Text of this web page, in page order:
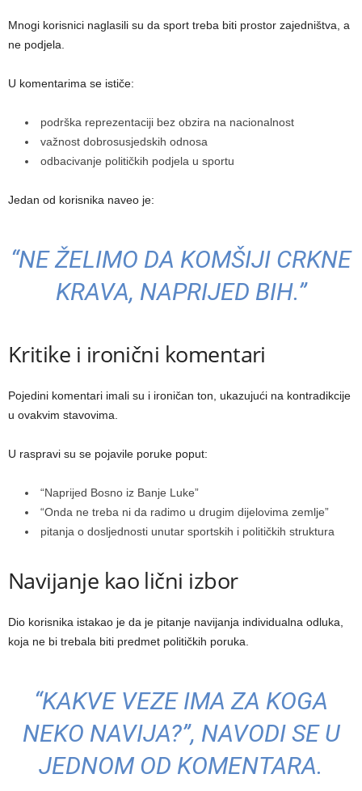
Mnogi korisnici naglasili su da sport treba biti prostor zajedništva, a
ne podjela.
U komentarima se ističe:
podrška reprezentaciji bez obzira na nacionalnost
važnost dobrosusjedskih odnosa
odbacivanje političkih podjela u sportu
Jedan od korisnika naveo je:
“NE ŽELIMO DA KOMŠIJI CRKNE
KRAVA, NAPRIJED BIH.”
Kritike i ironični komentari
Pojedini komentari imali su i ironičan ton, ukazujući na kontradikcije
u ovakvim stavovima.
U raspravi su se pojavile poruke poput:
“Naprijed Bosno iz Banje Luke”
“Onda ne treba ni da radimo u drugim dijelovima zemlje”
pitanja o dosljednosti unutar sportskih i političkih struktura
Navijanje kao lični izbor
Dio korisnika istakao je da je pitanje navijanja individualna odluka,
koja ne bi trebala biti predmet političkih poruka.
“KAKVE VEZE IMA ZA KOGA
NEKO NAVIJA?”, NAVODI SE U
JEDNOM OD KOMENTARA.